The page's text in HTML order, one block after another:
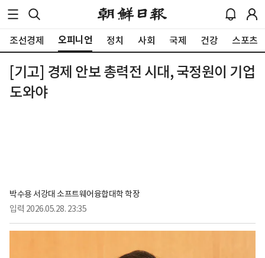
조선경제 오피니언 정치 사회 국제 건강 스포츠
[기고] 경제 안보 총력전 시대, 국정원이 기업
도와야
박수용 서강대 소프트웨어융합대학 학장
입력 2026.05.28. 23:35